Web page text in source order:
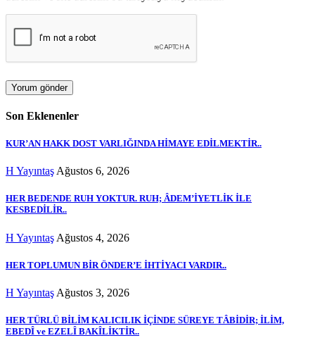
Son Eklenenler
KUR’AN HAKK DOST VARLIĞINDA HİMAYE EDİLMEKTİR..
H Yayıntaş Ağustos 6, 2026
HER BEDENDE RUH YOKTUR. RUH; ÂDEM’İYETLİK İLE
KESBEDİLİR..
H Yayıntaş Ağustos 4, 2026
HER TOPLUMUN BİR ÖNDER’E İHTİYACI VARDIR..
H Yayıntaş Ağustos 3, 2026
HER TÜRLÜ BİLİM KALICILIK İÇİNDE SÜREYE TÂBİDİR; İLİM,
EBEDÎ ve EZELÎ BAKÎLİKTİR..